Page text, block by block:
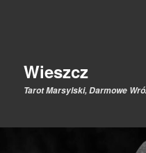
Wieszcz
Tarot Marsylski, Darmowe